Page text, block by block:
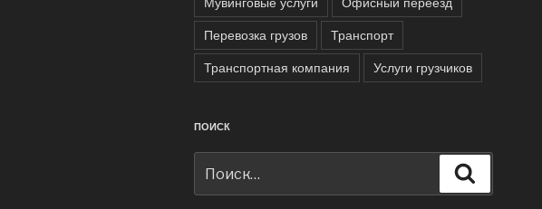
Перевозка грузов
Транспорт
Транспортная компания
Услуги грузчиков
ПОИСК